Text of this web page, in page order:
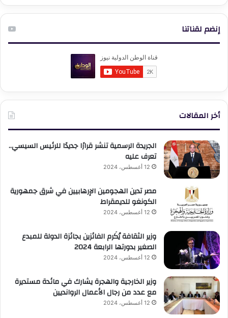
إنضم لقناتنا
أخر المقالات
الجريدة الرسمية تنشر قرارًا جديدًا للرئيس السيسي..
تعرف عليه
12 أغسطس، 2024
مصر تدين الهجومين الإرهابيين في شرق جمهورية
الكونغو للديمقراط
12 أغسطس، 2024
وزير الثقافة يُكَرم الفائزين بجائزة الدولة للمبدع
الصغير بدورتها الرابعة 2024
12 أغسطس، 2024
وزير الخارجية والهجرة يشارك في مائدة مستديرة
مع عدد من رجال الأعمال الروانديين
12 أغسطس، 2024